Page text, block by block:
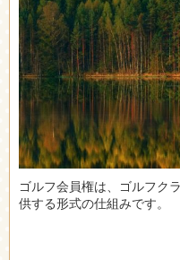
ゴルフ会員権は、ゴルフク
供する形式の仕組みです。